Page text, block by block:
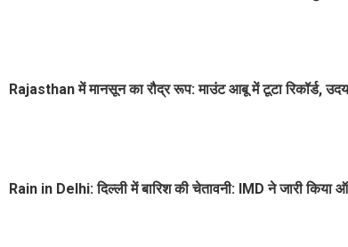
Rajasthan में मानसून का रौद्र रूप: माउंट आबू में टूटा रिकॉर्ड,
Rain in Delhi: दिल्ली में बारिश की चेतावनी: IMD ने जारी किया